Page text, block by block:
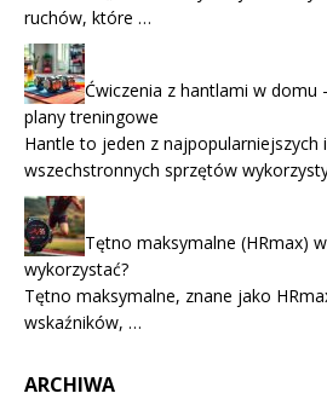
ruchów, które …
Ćwiczenia z hantlami w domu
plany treningowe
Hantle to jeden z najpopularniejszych
wszechstronnych sprzętów
Tętno maksymalne (HRmax)
wykorzystać?
Tętno maksymalne, znane jako
wskaźników, …
ARCHIWA